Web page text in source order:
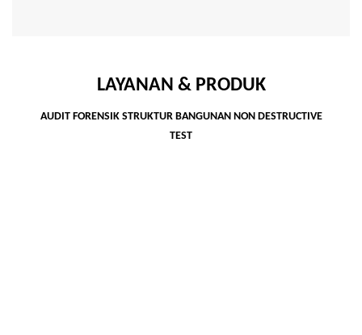
LAYANAN & PRODUK
AUDIT FORENSIK STRUKTUR BANGUNAN NON DESTRUCTIVE
TEST